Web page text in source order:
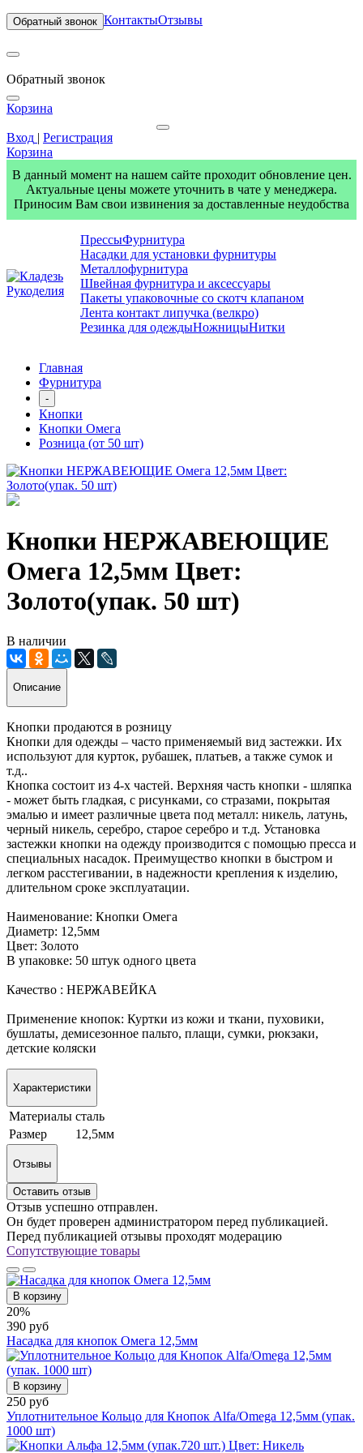
Обратный звонок КонтактыОтзывы
Обратный звонок
Корзина
Вход | Регистрация
Корзина
В данный момент на нашем сайте проходит обновление цен.
Актуальные цены можете уточнить в чате у менеджера.
Приносим Вам свои извинения за доставленные неудобства
ПрессыФурнитура
Насадки для установки фурнитуры
Металлофурнитура
Швейная фурнитура и аксессуары
Пакеты упаковочные со скотч клапаном
Лента контакт липучка (велкро)
Резинка для одеждыНожницыНитки
Главная
Фурнитура
-
Кнопки
Кнопки Омега
Розница (от 50 шт)
Кнопки НЕРЖАВЕЮЩИЕ
Омега 12,5мм Цвет:
Золото(упак. 50 шт)
В наличии
Описание
Кнопки продаются в розницу
Кнопки для одежды – часто применяемый вид застежки. Их
используют для курток, рубашек, платьев, а также сумок и
т.д..
Кнопка состоит из 4-х частей. Верхняя часть кнопки - шляпка
- может быть гладкая, с рисунками, со стразами, покрытая
эмалью и имеет различные цвета под металл: никель, латунь,
черный никель, серебро, старое серебро и т.д. Установка
застежки кнопки на одежду производится с помощью пресса и
специальных насадок. Преимущество кнопки в быстром и
легком расстегивании, в надежности крепления к изделию,
длительном сроке эксплуатации.
Наименование: Кнопки Омега
Диаметр: 12,5мм
Цвет: Золото
В упаковке: 50 штук одного цвета
Качество : НЕРЖАВЕЙКА
Применение кнопок: Куртки из кожи и ткани, пуховики,
бушлаты, демисезонное пальто, плащи, сумки, рюкзаки,
детские коляски
Характеристики
Материалы сталь
Размер
12,5мм
Отзывы
Оставить отзыв
Отзыв успешно отправлен.
Он будет проверен администратором перед публикацией.
Перед публикацией отзывы проходят модерацию
Сопутствующие товары
В корзину
20%
390 руб
Насадка для кнопок Омега 12,5мм
В корзину
250 руб
Уплотнительное Кольцо для Кнопок Alfa/Omega 12,5мм (упак.
1000 шт)